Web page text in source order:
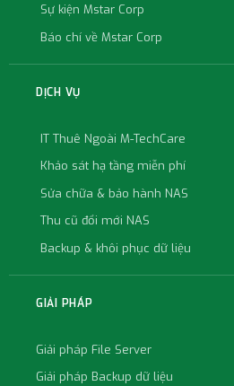
Sự kiện Mstar Corp
Báo chí về Mstar Corp
DỊCH VỤ
IT Thuê Ngoài M-TechCare
Khảo sát hạ tầng miễn phí
Sửa chữa & bảo hành NAS
Thu cũ đổi mới NAS
Backup & khôi phục dữ liệu
GIẢI PHÁP
Giải pháp File Server
Giải pháp Backup dữ liệu